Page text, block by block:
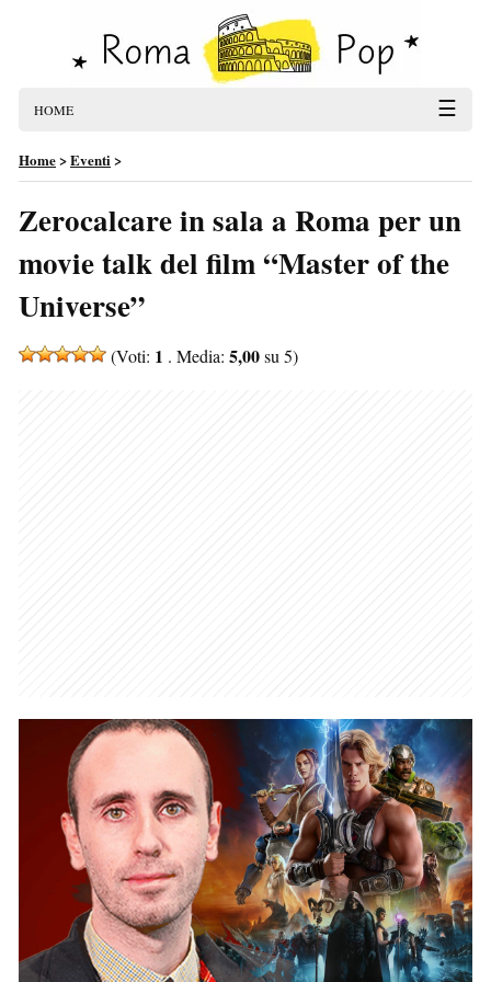
HOME ☰
Home>Eventi>
Zerocalcare in sala a Roma per un
movie talk del film “Master of the
Universe”
(Voti: 1 . Media: 5,00su 5)